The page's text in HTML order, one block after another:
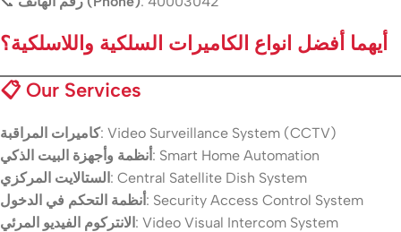
أيهما أفضل انواع الكاميرات السلكية واللاسلكية؟
📋 Our Services
كاميرات المراقبة: Video Surveillance System (CCTV)
أنظمة وأجهزة البيت الذكي: Smart Home Automation
الستالايت المركزي: Central Satellite Dish System
أنظمة التحكم في الدخول: Security Access Control System
الانتركوم الفيديو المرئي: Video Visual Intercom System